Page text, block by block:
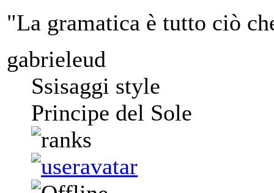
"La gramatica è tutto ciò
gabrieleud
Ssisaggi style
Principe del Sole